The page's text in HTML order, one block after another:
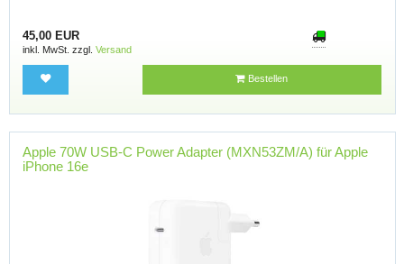
45,00 EUR
inkl. MwSt. zzgl. Versand
Bestellen
Apple 70W USB-C Power Adapter (MXN53ZM/A) für Apple
iPhone 16e